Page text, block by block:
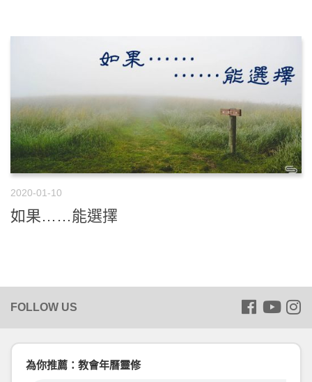
2020-01-10
如果……能選擇
為你推薦：教會年曆靈修